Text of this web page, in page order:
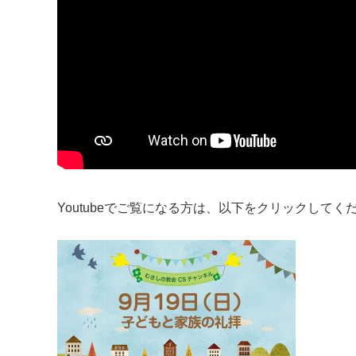
Youtubeでご覧になる方は、以下をクリックしてく